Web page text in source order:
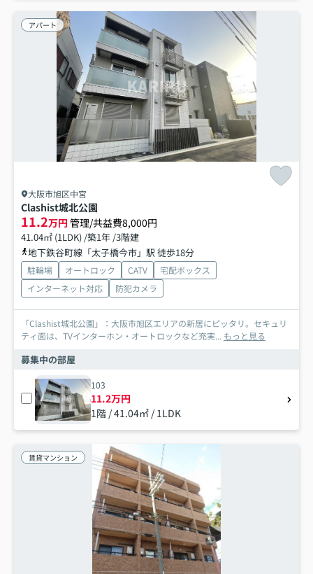
アパート
大阪市旭区中宮
Clashist城北公園
11.2万円 管理/共益費8,000円
41.04㎡ (1LDK) /築1年 /3階建
地下鉄谷町線「太子橋今市」駅 徒歩18分
駐輪場 オートロック CATV
宅配ボックス
インターネット対応
防犯カメラ
「Clashist城北公園」：大阪市旭区エリアの新居にピッタリ。セキュリ
ティ面は、TVインターホン・オートロックなど充実... もっと見る
募集中の部屋
103
11.2万円
1階 / 41.04㎡ / 1LDK
賃貸マンション